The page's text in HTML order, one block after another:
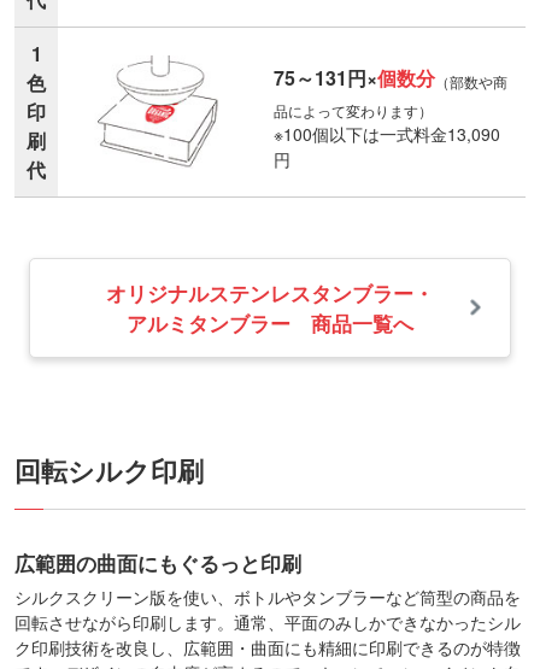
1
色
印
刷
代
75～131円×個数分（部数や商
品によって変わります）
※100個以下は一式料金13,090
円
オリジナルステンレスタンブラー・
アルミタンブラー 商品一覧へ
回転シルク印刷
広範囲の曲面にもぐるっと印刷
シルクスクリーン版を使い、ボトルやタンブラーなど筒型の商品を
回転させながら印刷します。 通常、平面のみしかできなかったシル
ク印刷技術を改良し、広範囲・曲面にも精細に印刷できるのが特徴